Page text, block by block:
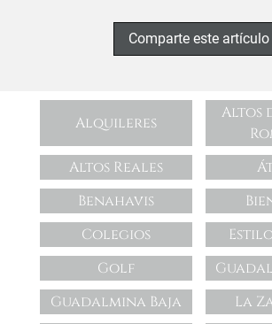
Comparte este artículo
Alquileres
Altos
Altos Reales
Benahavis
Colegios
Golf
Guadalmina Baja
La